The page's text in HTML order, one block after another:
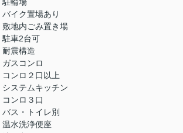
バイク置場あり
敷地内ごみ置き場
駐車2台可
耐震構造
ガスコンロ
コンロ２口以上
システムキッチン
コンロ３口
バス・トイレ別
温水洗浄便座